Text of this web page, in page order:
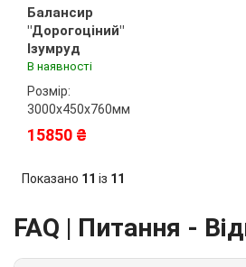
Балансир
"Дорогоціний"
Ізумруд
В наявності
Розмір:
3000х450х760мм
15850 ₴
Показано 11 із 11
FAQ | Питання -